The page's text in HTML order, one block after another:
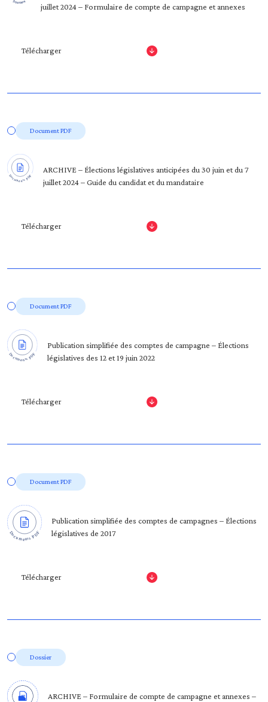
juillet 2024 – Formulaire de compte de campagne et annexes
Télécharger
Document PDF
ARCHIVE – Élections législatives anticipées du 30 juin et du 7
juillet 2024 – Guide du candidat et du mandataire
Télécharger
Document PDF
Publication simplifiée des comptes de campagne – Élections
législatives des 12 et 19 juin 2022
Télécharger
Document PDF
Publication simplifiée des comptes de campagnes – Élections
législatives de 2017
Télécharger
Dossier
ARCHIVE – Formulaire de compte de campagne et annexes –